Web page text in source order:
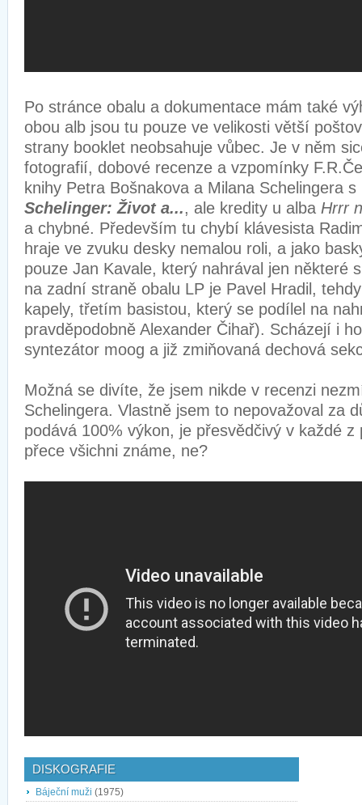
Po stránce obalu a dokumentace mám také
obou alb jsou tu pouze ve velikosti větší
strany booklet neobsahuje vůbec. Je v něm
fotografií, dobové recenze a vzpomínky
knihy Petra Bošnakova a Milana Schelingera
Schelinger: Život a..., ale kredity u alba Hrrr
a chybné. Především tu chybí klávesista
hraje ve zvuku desky nemalou roli, a jako
pouze Jan Kavale, který nahrával jen některé
na zadní straně obalu LP je Pavel Hradil,
kapely, třetím basistou, který se podílel na
pravděpodobně Alexander Čihař). Scházejí i
syntezátor moog a již zmiňovaná dechová
Možná se divíte, že jsem nikde v recenzi
Schelingera. Vlastně jsem to nepovažoval za
podává 100% výkon, je přesvědčivý v každé z
přece všichni známe, ne?
DISKOGRAFIE
Báječní muži (1975)